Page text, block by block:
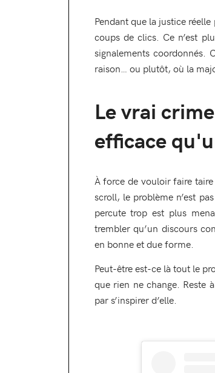
Pendant que la justice
coups de clics. Ce n’est
signalements coordonnés.
raison… ou plutôt, où la
Le vrai crime
efficace
À force de vouloir faire
scroll, le problème n’est
percute trop est plus
trembler qu’un discours
en bonne et due forme.
Peut-être est-ce là tout le
que rien ne change. Reste
par s’inspirer d’elle.